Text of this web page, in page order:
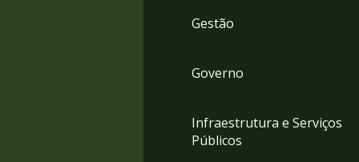
Gestão
Governo
Infraestrutura e Serviços
Públicos